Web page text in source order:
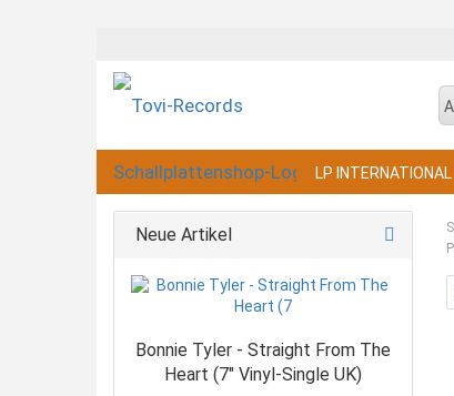
LP INTERNATIONAL
Neue Artikel
Bonnie Tyler - Straight From The
Heart (7" Vinyl-Single UK)